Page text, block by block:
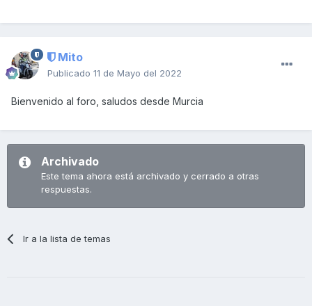
Mito
Publicado 11 de Mayo del 2022
Bienvenido al foro, saludos desde Murcia
Archivado
Este tema ahora está archivado y cerrado a otras
respuestas.
Ir a la lista de temas